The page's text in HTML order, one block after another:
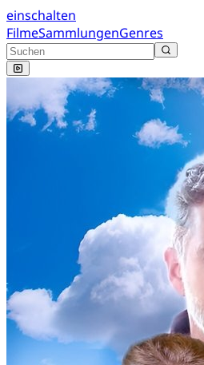
einschalten
FilmeSammlungenGenres